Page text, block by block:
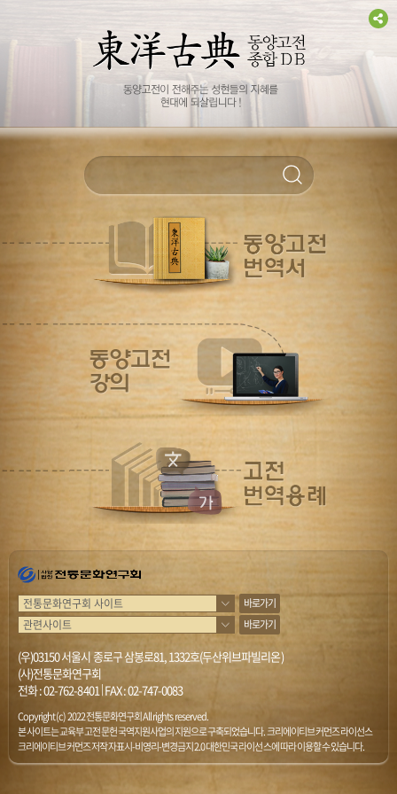
바로가기
바로가기
(우)03150 서울시 종로구 삼봉로81, 1332호(두산위브파빌리온)
(사)전통문화연구회
전화 :02-762-8401|FAX : 02-747-0083
Copyright (c) 2022 전통문화연구회 All rights reserved.
본 사이트는 교육부 고전문헌 국역지원사업의 지원으로 구축되었습니다. 크리에이티브 커먼즈 라이선스
크리에이티브 커먼즈 저작자표시-비영리-변경금지 2.0 대한민국 라이선스에 따라 이용할 수 있습니다.